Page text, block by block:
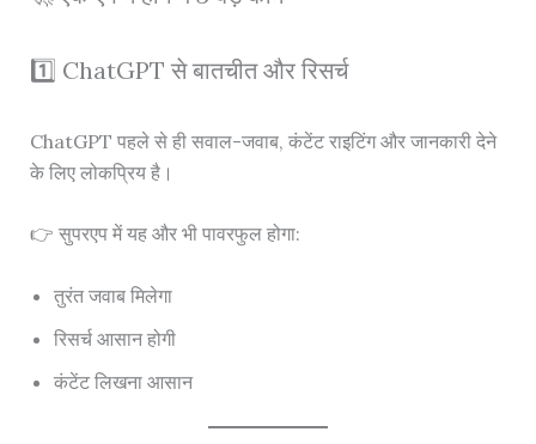
1️⃣ ChatGPT से बातचीत और रिसर्च
ChatGPT पहले से ही सवाल-जवाब, कंटेंट राइटिंग और जानकारी देने
के लिए लोकप्रिय है।
👉 सुपरएप में यह और भी पावरफुल होगा:
तुरंत जवाब मिलेगा
रिसर्च आसान होगी
कंटेंट लिखना आसान